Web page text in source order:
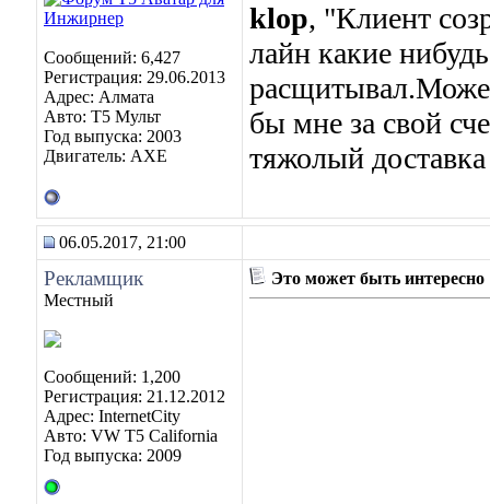
Сообщений: 6,427
Регистрация: 29.06.2013
Адрес: Алмата
Авто: Т5 Мульт
Год выпуска: 2003
Двигатель: АХЕ
klop, "Клиент
лайн какие
расщитывал.Може
бы мне за свой
тяжолый
06.05.2017, 21:00
Рекламщик
Местный
Сообщений: 1,200
Регистрация: 21.12.2012
Адрес: InternetCity
Авто: VW T5 California
Год выпуска: 2009
Это может быть интересно